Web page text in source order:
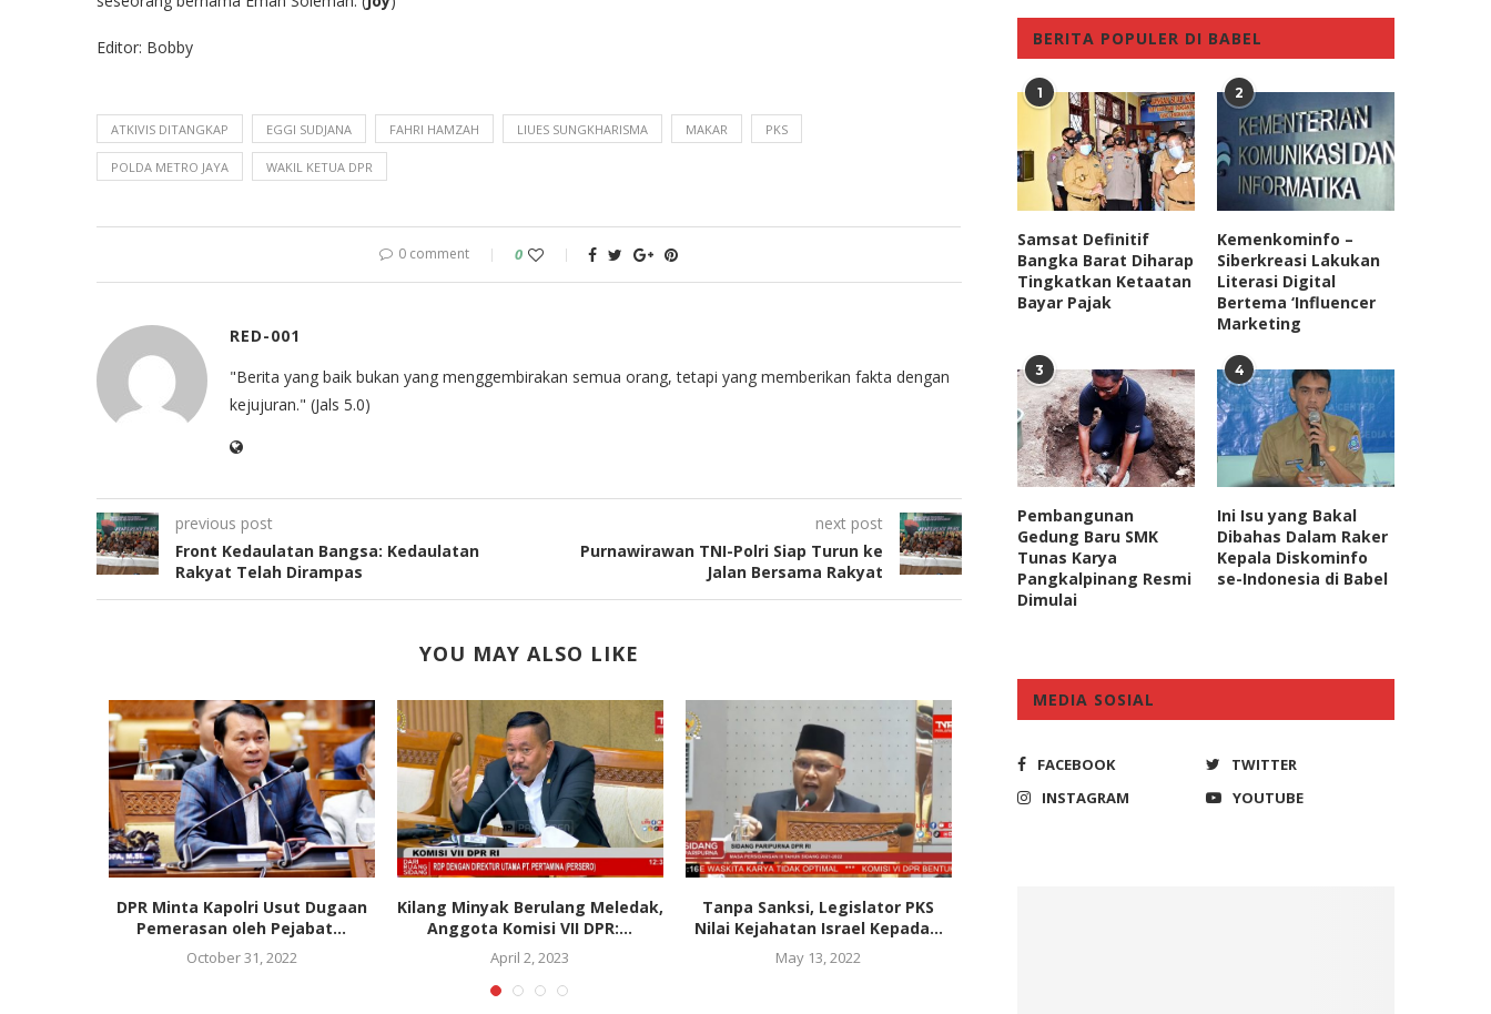
Editor: Bobby
ATKIVIS DITANGKAP EGGI SUDJANA FAHRI HAMZAH LIUES SUNGKHARISMA MAKAR PKS
POLDA METRO JAYA WAKIL KETUA DPR
0 comment 0
RED-001
"Berita yang baik bukan yang menggembirakan semua orang, tetapi yang memberikan fakta dengan
kejujuran." (Jals 5.0)
previous post
Front Kedaulatan Bangsa: Kedaulatan
Rakyat Telah Dirampas
next post
Purnawirawan TNI-Polri Siap Turun ke
Jalan Bersama Rakyat
YOU MAY ALSO LIKE
DPR Minta Kapolri Usut Dugaan
Pemerasan oleh Pejabat...
October 31, 2022
Kilang Minyak Berulang Meledak,
Anggota Komisi VII DPR:...
April 2, 2023
Tanpa Sanksi, Legislator PKS
Nilai Kejahatan Israel Kepada...
May 13, 2022
BERITA POPULER DI BABEL
1
Samsat Definitif
Bangka Barat Diharap
Tingkatkan Ketaatan
Bayar Pajak
2
Kemenkominfo –
Siberkreasi Lakukan
Literasi Digital
Bertema ‘Influencer
Marketing
3
Pembangunan
Gedung Baru SMK
Tunas Karya
Pangkalpinang Resmi
Dimulai
4
Ini Isu yang Bakal
Dibahas Dalam Raker
Kepala Diskominfo
se-Indonesia di Babel
MEDIA SOSIAL
FACEBOOK
TWITTER
INSTAGRAM
YOUTUBE